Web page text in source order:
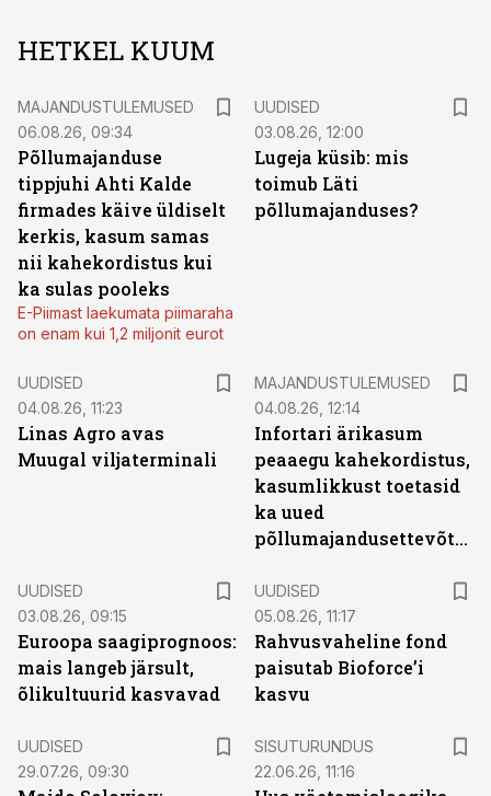
HETKEL KUUM
MAJANDUSTULEMUSED
06.08.26, 09:34
Põllumajanduse
tippjuhi Ahti Kalde
firmades käive üldiselt
kerkis, kasum samas
nii kahekordistus kui
ka sulas pooleks
E-Piimast laekumata piimaraha
on enam kui 1,2 miljonit eurot
UUDISED
03.08.26, 12:00
Lugeja küsib: mis
toimub Läti
põllumajanduses?
UUDISED
04.08.26, 11:23
Linas Agro avas
Muugal viljaterminali
MAJANDUSTULEMUSED
04.08.26, 12:14
Infortari ärikasum
peaaegu kahekordistus,
kasumlikkust toetasid
ka uued
põllumajandusettevõtted
UUDISED
03.08.26, 09:15
Euroopa saagiprognoos:
mais langeb järsult,
õlikultuurid kasvavad
UUDISED
05.08.26, 11:17
Rahvusvaheline fond
paisutab Bioforce’i
kasvu
UUDISED
29.07.26, 09:30
SISUTURUNDUS
22.06.26, 11:16